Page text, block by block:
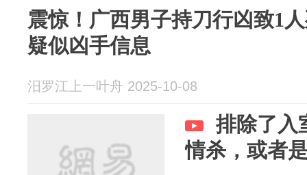
震惊！广西男子持刀行凶致1
疑似凶手信息
汨罗江上一叶舟 2025-10-08
排除了入
情杀，或者